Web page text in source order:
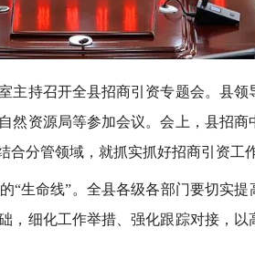
主持召开全县招商引资专题会。县
然资源局等参加会议。会上，县招
分管领域，就抓实抓好招商引资工
“生命线”。全县各级各部门要切实
，细化工作举措、强化跟踪对接，